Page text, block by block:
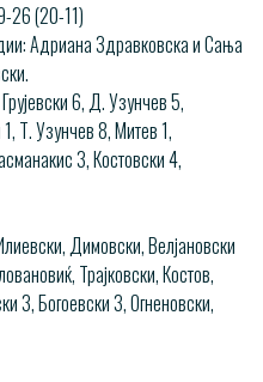
(20-11)
Адриана Здравковска и Сања
6, Д. Узунчев 5,
Т. Узунчев 8, Митев 1,
3, Костовски 4,
Димовски, Велјановски
Трајковски, Костов,
3, Богоевски 3, Огненовски,